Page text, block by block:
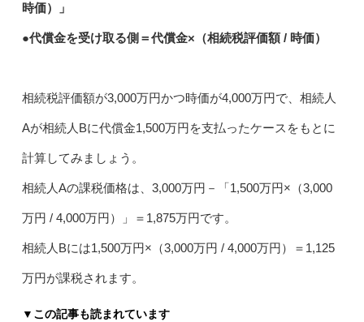
時価）」
●代償金を受け取る側＝代償金×（相続税評価額 / 時価）
相続税評価額が3,000万円かつ時価が4,000万円で、相続人
Aが相続人Bに代償金1,500万円を支払ったケースをもとに
計算してみましょう。
相続人Aの課税価格は、3,000万円－「1,500万円×（3,000
万円 / 4,000万円）」＝1,875万円です。
相続人Bには1,500万円×（3,000万円 / 4,000万円）＝1,125
万円が課税されます。
▼この記事も読まれています